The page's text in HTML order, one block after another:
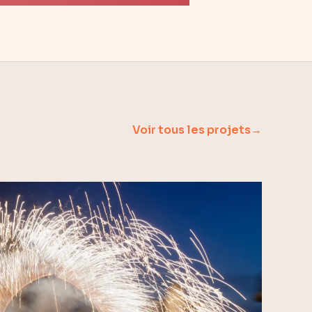
Voir tous les projets→